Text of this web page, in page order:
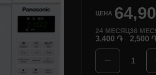
ЦЕНА
24 МЕСЯЦ
3,400 ֏
36
2,500
1